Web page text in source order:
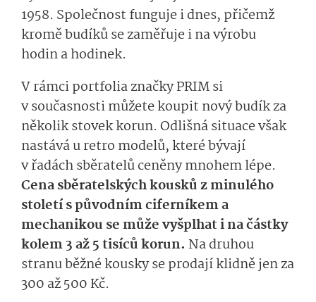
1958. Společnost funguje i dnes, přičemž
kromě budíků se zaměřuje i na výrobu
hodin a hodinek.
V rámci portfolia značky PRIM si
v současnosti můžete koupit nový budík za
několik stovek korun. Odlišná situace však
nastává u retro modelů, které bývají
v řadách sběratelů ceněny mnohem lépe.
Cena sběratelských kousků z minulého
století s původním ciferníkem a
mechanikou se může vyšplhat i na částky
kolem 3 až 5 tisíců korun. Na druhou
stranu běžné kousky se prodají klidně jen za
300 až 500 Kč.